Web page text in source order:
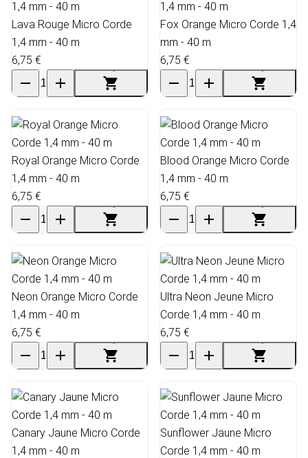
Lava Rouge Micro Corde
1,4 mm - 40 m
6,75 €
Fox Orange Micro Corde 1,4
mm - 40 m
6,75 €
Royal Orange Micro Corde
1,4 mm - 40 m
6,75 €
Blood Orange Micro Corde
1,4 mm - 40 m
6,75 €
Neon Orange Micro Corde
1,4 mm - 40 m
6,75 €
Ultra Neon Jeune Micro
Corde 1,4 mm - 40 m
6,75 €
Canary Jaune Micro Corde
1,4 mm - 40 m
Sunflower Jaune Micro
Corde 1,4 mm - 40 m